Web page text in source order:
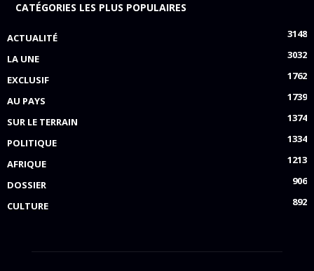
CATÉGORIES LES PLUS POPULAIRES
ACTUALITÉ
3148
LA UNE
3032
EXCLUSIF
1762
AU PAYS
1739
SUR LE TERRAIN
1374
POLITIQUE
1334
AFRIQUE
1213
DOSSIER
906
CULTURE
892